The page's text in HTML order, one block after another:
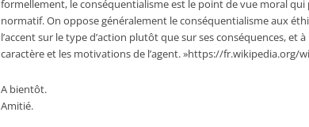
formellement, le conséquentialisme est le point de vue moral
normatif. On oppose généralement le conséquentialisme aux
l’accent sur le type d’action plutôt que sur ses conséquences, et
caractère et les motivations de l’agent. »https://fr.wikipedia.org/
A bientôt.
Amitié.